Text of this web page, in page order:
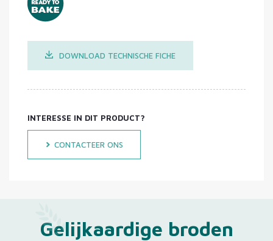
DOWNLOAD TECHNISCHE FICHE
INTERESSE IN DIT PRODUCT?
CONTACTEER ONS
Gelijkaardige broden